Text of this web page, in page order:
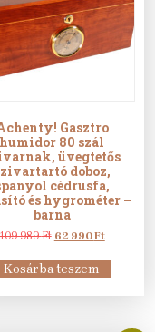
Gasztro
humidor 80 szál
üvegtetős
doboz,
cédrusfa,
és hygrométer –
barna
989Ft Original
was:
109
62 990FtCurrent
is:
62
Kosárba teszem